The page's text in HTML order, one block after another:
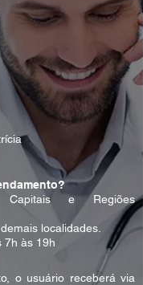
e Regiões
localidades.
7h às 19h
o usuário receberá via